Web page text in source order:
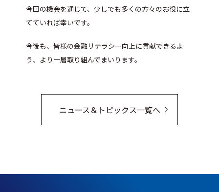
今回の機会を通じて、少しでも多くの方々のお役に立
てていれば幸いです。
今後も、皆様の金融リテラシー向上に貢献できるよ
う、より一層取り組んでまいります。
ニュース＆トピックス一覧へ